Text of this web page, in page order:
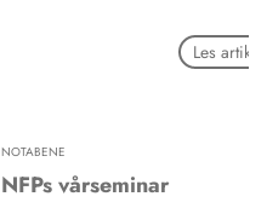
Les
NOTABENE
NFPs vårseminar